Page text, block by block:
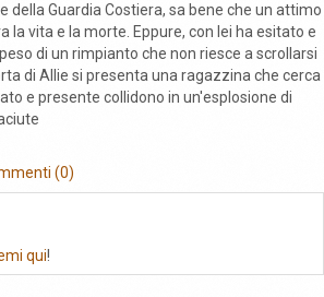
della Guardia Costiera, sa bene che un attimo
la vita e la morte. Eppure, con lei ha esitato e
di un rimpianto che non riesce a scrollarsi
di Allie si presenta una ragazzina che cerca
e presente collidono in un'esplosione di
(0)
qui!